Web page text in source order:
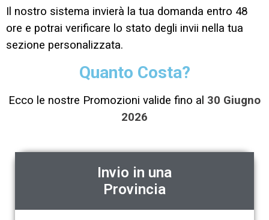
Il nostro sistema invierà la tua domanda entro 48
ore e potrai verificare lo stato degli invii nella tua
sezione personalizzata.
Quanto Costa?
Ecco le nostre Promozioni valide fino al 30 Giugno
2026
Invio in una
Provincia